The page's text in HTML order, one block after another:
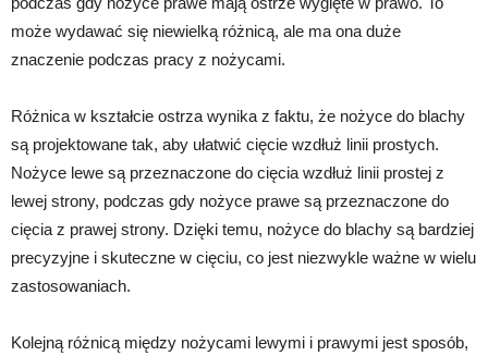
może wydawać się niewielką różnicą, ale ma ona duże
znaczenie podczas pracy z nożycami.
Różnica w kształcie ostrza wynika z faktu, że nożyce do blachy
są projektowane tak, aby ułatwić cięcie wzdłuż linii prostych.
Nożyce lewe są przeznaczone do cięcia wzdłuż linii prostej z
lewej strony, podczas gdy nożyce prawe są przeznaczone do
cięcia z prawej strony. Dzięki temu, nożyce do blachy są bardziej
precyzyjne i skuteczne w cięciu, co jest niezwykle ważne w wielu
zastosowaniach.
Kolejną różnicą między nożycami lewymi i prawymi jest sposób,